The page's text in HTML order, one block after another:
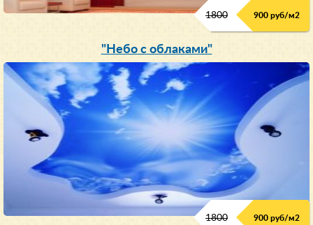
1800 900 руб/м2
"Небо с облаками"
1800 900 руб/м2